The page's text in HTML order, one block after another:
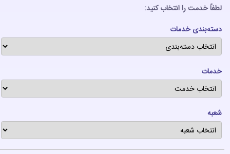
لطفاً خدمت را انتخاب کنید:
دسته‌بندی خدمات
خدمات
شعبه